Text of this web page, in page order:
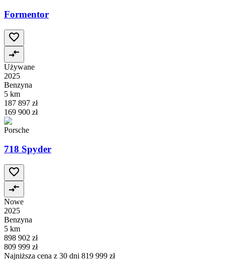
Formentor
Używane
2025
Benzyna
5 km
187 897 zł
169 900 zł
Porsche
718 Spyder
Nowe
2025
Benzyna
5 km
898 902 zł
809 999 zł
Najniższa cena z 30 dni 819 999 zł